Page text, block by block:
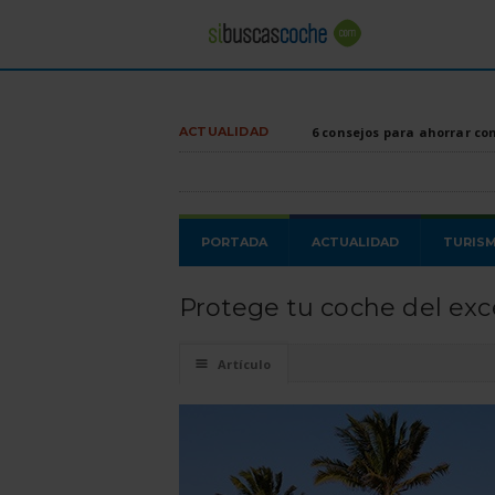
ACTUALIDAD 6 consejos para ahorrar
PORTADA ACTUALIDAD
Protege tu coche del
☰ Artículo